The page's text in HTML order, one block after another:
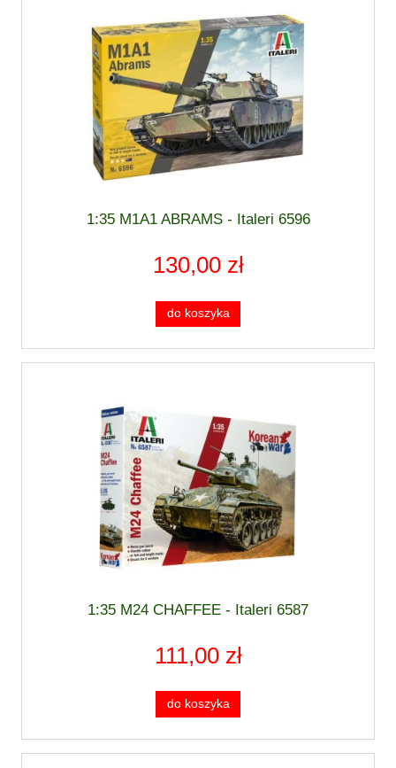
1:35 M1A1 ABRAMS - Italeri 6596
130,00 zł
do koszyka
1:35 M24 CHAFFEE - Italeri 6587
111,00 zł
do koszyka